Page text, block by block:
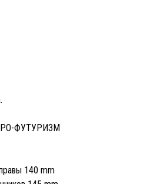
ФУТУРИЗМ
140 mm